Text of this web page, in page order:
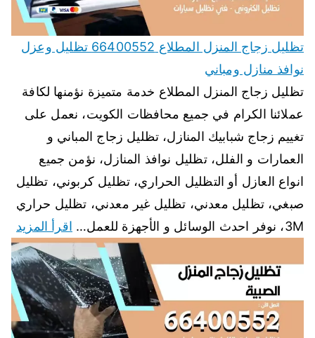
تظليل زجاج المنزل المطلاع 66400552 تظليل وعزل
نوافذ منازل ومباني
تظليل زجاج المنزل المطلاع خدمة متميزة نؤمنها لكافة
عملائنا الكرام في جميع محافظات الكويت، نعمل على
تغييم زجاج شبابيك المنازل، تظليل زجاج المباني و
العمارات و الفلل، تظليل نوافذ المنازل، نؤمن جميع
انواع العازل أو التظليل الحراري، تظليل كربوني، تظليل
صبغي، تظليل معدني، تظليل غير معدني، تظليل حراري
3M، نوفر احدث الوسائل و الأجهزة للعمل…
اقرأ المزيد